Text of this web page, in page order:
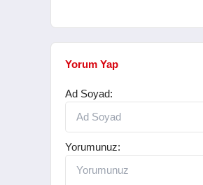
Yorum Yap
Ad Soyad:
Yorumunuz: